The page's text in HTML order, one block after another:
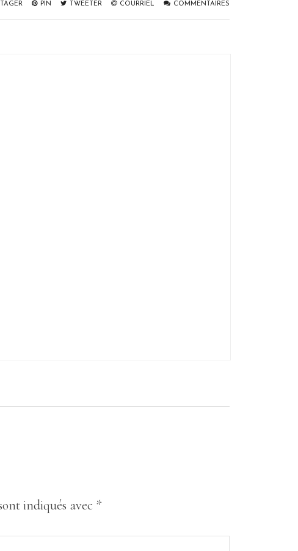
PIN TWEETER COURRIEL COMMENTAIRES
indiqués avec *